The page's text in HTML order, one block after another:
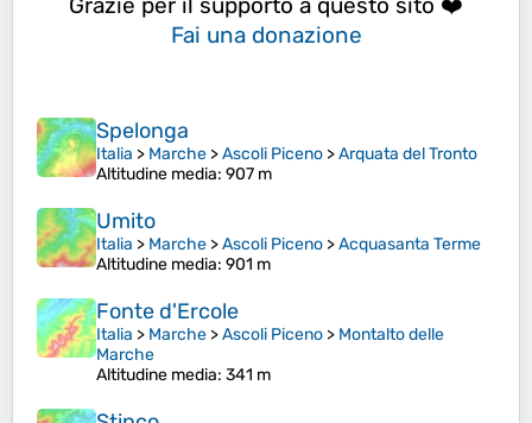
Fai una donazione
Spelonga
Italia > Marche >Ascoli Piceno >Arquata del Tronto
Altitudine media: 907 m
Umito
Italia > Marche >Ascoli Piceno >Acquasanta Terme
Altitudine media: 901 m
Fonte d'Ercole
Italia > Marche >Ascoli Piceno > Montalto delle
Marche
Altitudine media: 341 m